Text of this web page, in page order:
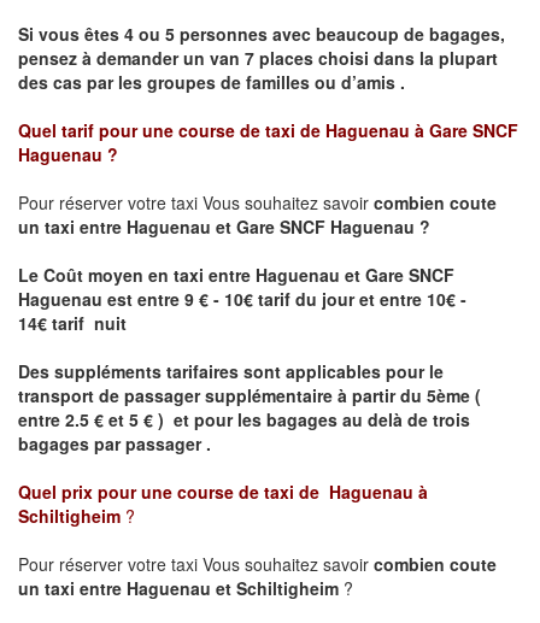
Si vous êtes 4 ou 5 personnes avec beaucoup de bagages,
pensez à demander un van 7 places choisi dans la plupart
des cas par les groupes de familles ou d’amis .
Quel tarif pour une course de taxi de Haguenau à Gare SNCF
Haguenau ?
Pour réserver votre taxi Vous souhaitez savoir combien coute
un taxi entre Haguenau et Gare SNCF Haguenau ?
Le Coût moyen en taxi entre Haguenau et Gare SNCF
Haguenau est entre 9 € - 10€ tarif du jour et entre 10€ -
14€ tarif nuit
Des suppléments tarifaires sont applicables pour le
transport de passager supplémentaire à partir du 5ème (
entre 2.5 € et 5 € ) et pour les bagages au delà de trois
bagages par passager .
Quel prix pour une course de taxi de Haguenau à
Schiltigheim ?
Pour réserver votre taxi Vous souhaitez savoir combien coute
un taxi entre Haguenau et Schiltigheim ?